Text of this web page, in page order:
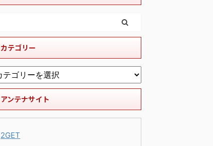
カテゴリー
アンテナサイト
2GET